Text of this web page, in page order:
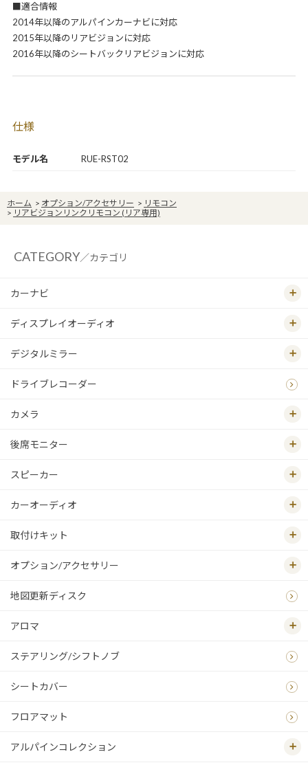
モデル名 RUE-RST02
■適合情報
2014年以降のアルパインカーナビに対応
2015年以降のリアビジョンに対応
2016年以降のシートバックリアビジョンに対応
仕様
ホーム > オプション/アクセサリー > リモコン
> リアビジョンリンクリモコン (リア専用)
CATEGORY／カテゴリ
カーナビ
ディスプレイオーディオ
デジタルミラー
ドライブレコーダー
カメラ
後席モニター
スピーカー
カーオーディオ
取付けキット
オプション/アクセサリー
地図更新ディスク
アロマ
ステアリング/シフトノブ
シートカバー
フロアマット
アルパインコレクション